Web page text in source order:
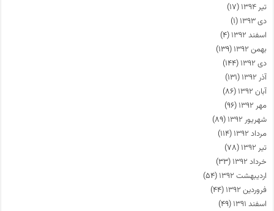
تیر ۱۳۹۴
(۱۷)
دی ۱۳۹۳
(۱)
اسفند ۱۳۹۲
(۴)
بهمن ۱۳۹۲
(۱۳۹)
دی ۱۳۹۲
(۱۴۴)
آذر ۱۳۹۲
(۱۳۱)
آبان ۱۳۹۲
(۸۶)
مهر ۱۳۹۲
(۹۶)
شهریور ۱۳۹۲
(۸۹)
مرداد ۱۳۹۲
(۱۱۴)
تیر ۱۳۹۲
(۷۸)
خرداد ۱۳۹۲
(۳۳)
اردیبهشت ۱۳۹۲
(۵۴)
فروردین ۱۳۹۲
(۴۴)
اسفند ۱۳۹۱
(۴۹)